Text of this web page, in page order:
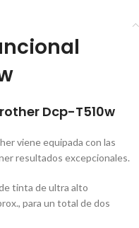
Dcp-T510w
viene equipada con las
resultados excepcionales.
tinta de ultra alto
para un total de dos